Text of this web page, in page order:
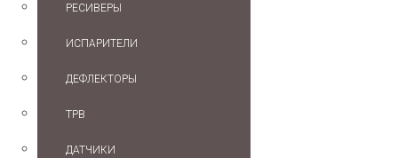
РЕСИВЕРЫ
ИСПАРИТЕЛИ
ДЕФЛЕКТОРЫ
ТРВ
ДАТЧИКИ